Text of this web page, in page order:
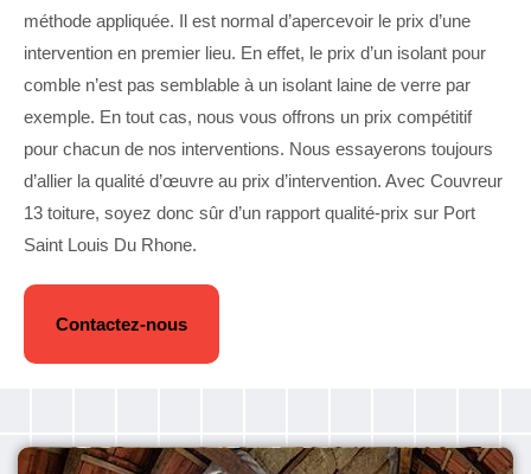
méthode appliquée. Il est normal d’apercevoir le prix d’une
intervention en premier lieu. En effet, le prix d’un isolant pour
comble n’est pas semblable à un isolant laine de verre par
exemple. En tout cas, nous vous offrons un prix compétitif
pour chacun de nos interventions. Nous essayerons toujours
d’allier la qualité d’œuvre au prix d’intervention. Avec Couvreur
13 toiture, soyez donc sûr d’un rapport qualité-prix sur Port
Saint Louis Du Rhone.
Contactez-nous